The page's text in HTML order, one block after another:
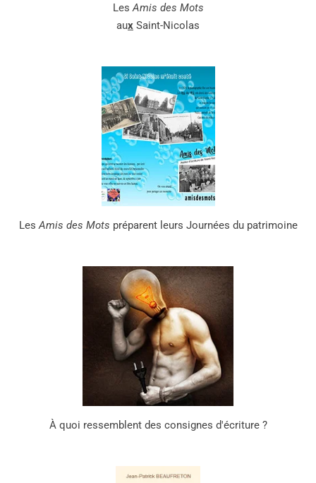
Les Amis des Mots
aux Saint-Nicolas
LesAmis des Mots préparent leurs Journées du patrimoine
À quoi ressemblent des consignes d'écriture ?